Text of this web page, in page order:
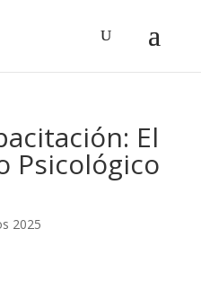
El
Psicológico
2025